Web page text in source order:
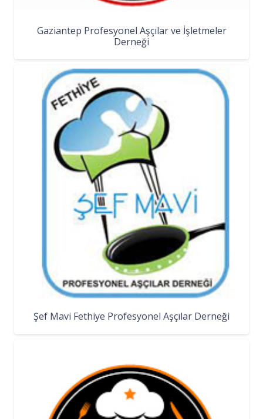
Gaziantep Profesyonel Aşçılar ve İşletmeler
Derneği
Şef Mavi Fethiye Profesyonel Aşçılar Derneği